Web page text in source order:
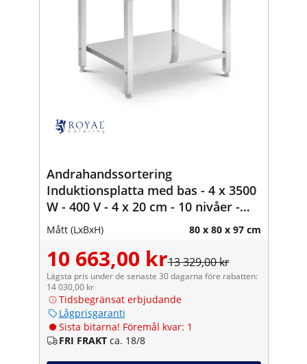
Andrahandssortering
Induktionsplatta med bas - 4 x 3500
W - 400 V - 4 x 20 cm - 10 nivåer -
Timer - Royal Catering
Mått (LxBxH) 80 x 80 x 97 cm
10 663,00 kr13 329,00 kr
Lägsta pris under de senaste 30 dagarna före rabatten:
14 030,00 kr
Tidsbegränsat erbjudande
Lågprisgaranti
Sista bitarna! Föremål kvar: 1
FRI FRAKT ca. 18/8